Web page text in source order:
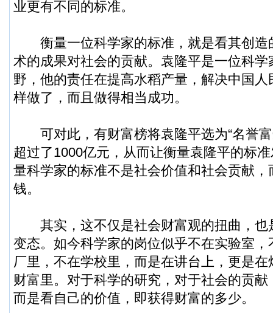
业更有不同的标准。
衡量一位科学家的标准，就是看其创造
术的成果对社会的贡献。袁隆平是一位科
野，他的责任在提高水稻产量，解决中国
样做了，而且做得相当成功。
可对此，有财富榜将袁隆平选为“名誉富
超过了1000亿元，从而让衡量袁隆平的标
量科学家的标准不是社会价值和社会贡献
钱。
其实，这不仅是社会财富观的扭曲，也
变态。如今科学家的岗位似乎不在实验室
厂里，不在学校里，而是在讲台上，更是
财富里。对于科学的研究，对于社会的贡
而是看自己的价值，即获得财富的多少。